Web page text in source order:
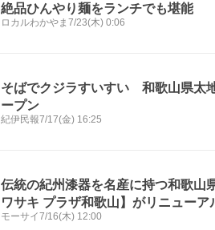
絶品ひんやり麺をランチでも堪能
ロカルわかやま 7/23(木) 0:06
そばでクジラすいすい 和歌山県太
ープン
紀伊民報7/17(金) 16:25
伝統の紀州漆器を名産に持つ和歌山
ワサキ プラザ和歌山】がリニューア
モーサイ7/16(木) 12:00